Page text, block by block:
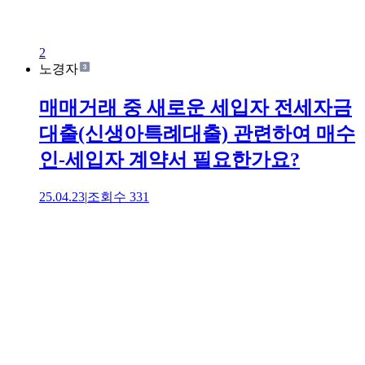
2
노경자
매매거래 중 새로운 세입자 전세자금
대출(신생아특례대출) 관련하여 매수
인-세입자 계약서 필요한가요?
25.04.23|조회수 331